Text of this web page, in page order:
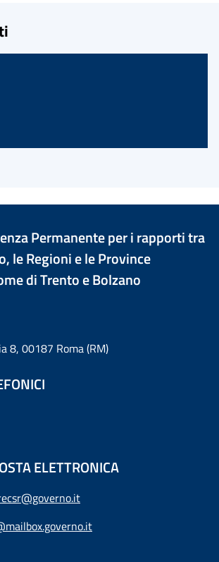
Permanente per i rapporti tra
le Regioni e le Province
di Trento e Bolzano
8, 00187 Roma (RM)
ELETTRONICA